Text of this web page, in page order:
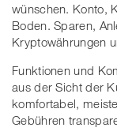
wünschen. Konto,
Boden. Sparen,
Kryptowährungen
Funktionen und
aus der Sicht der
komfortabel,
Gebühren